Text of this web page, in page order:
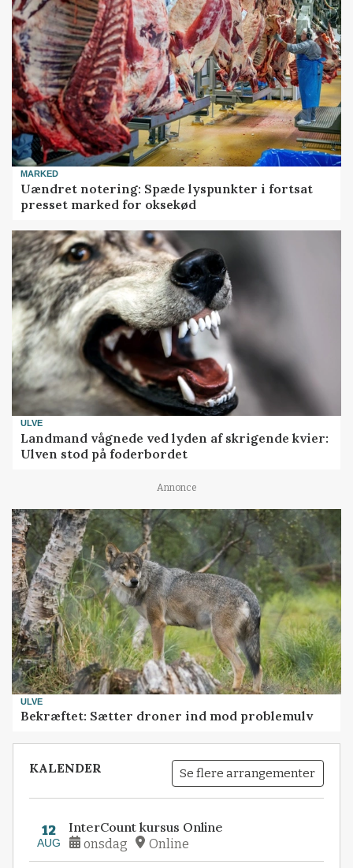
MARKED
Uændret notering: Spæde lyspunkter i fortsat
presset marked for oksekød
ULVE
Landmand vågnede ved lyden af skrigende kvier:
Ulven stod på foderbordet
Annonce
ULVE
Bekræftet: Sætter droner ind mod problemulv
KALENDER Se flere arrangementer
12
AUG
InterCount kursus Online
onsdag Online